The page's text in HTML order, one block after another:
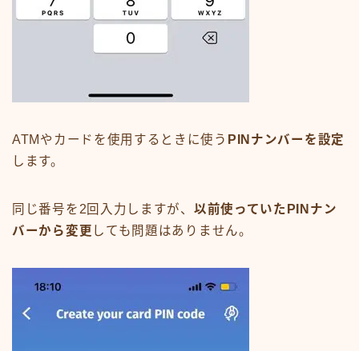
ATMやカードを使用するときに使う PINナンバーを設定
します。
同じ番号を2回入力しますが、 以前使っていたPINナン
バーから変更 しても問題はありません。